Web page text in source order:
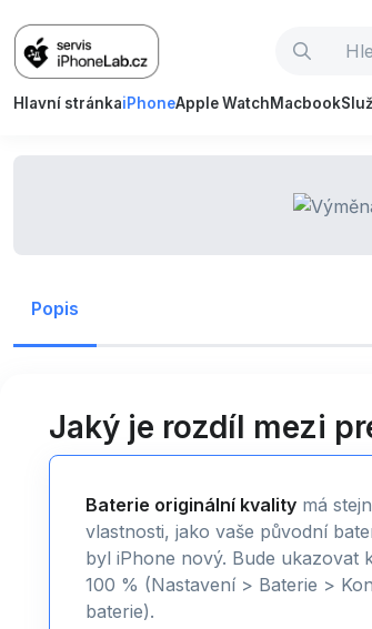
Hlavní stránkaiPhoneApple WatchMacbook
Popis
Jaký je rozdíl mezi
Baterie originální kvality má
vlastnosti, jako vaše původní
byl iPhone nový. Bude ukazovat
100 % (Nastavení > Baterie >
baterie).